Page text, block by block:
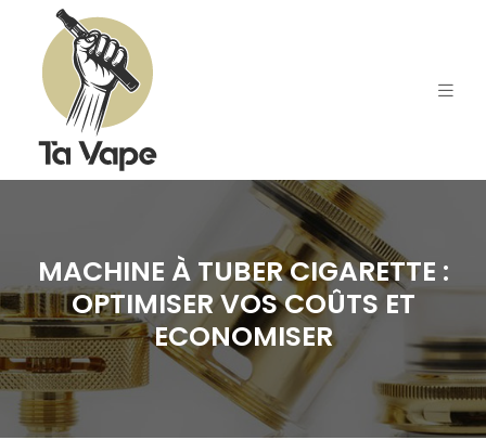
MACHINE À TUBER CIGARETTE :
OPTIMISER VOS COÛTS ET
ECONOMISER